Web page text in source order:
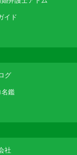
イド
グ
名鑑
社